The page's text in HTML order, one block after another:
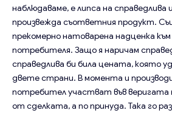
наблюдаваме, е липса на справедлива
произвежда съответния продукт.
прекомерно натоварена надценка
потребителя. Защо я наричам
справедлива би била цената, която
двете страни. В момента и
потребител участват във веригата
от сделката, а по принуда. Така го